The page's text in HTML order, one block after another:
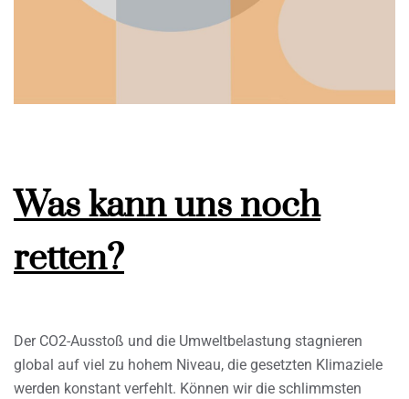
Was kann uns noch
retten?
Der CO2-Ausstoß und die Umweltbelastung stagnieren
global auf viel zu hohem Niveau, die gesetzten Klimaziele
werden konstant verfehlt. Können wir die schlimmsten